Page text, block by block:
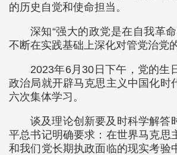
的历史自觉和使命担当。
深知“强大的政党是在自我革命
不断在实践基础上深化对管党治
2023年6月30日下午，党的生
政治局就开辟马克思主义中国化时
六次集体学习。
谈及理论创新要及时科学解答
平总书记明确要求：在世界马克思
和我们党长期执政面临的现实考验